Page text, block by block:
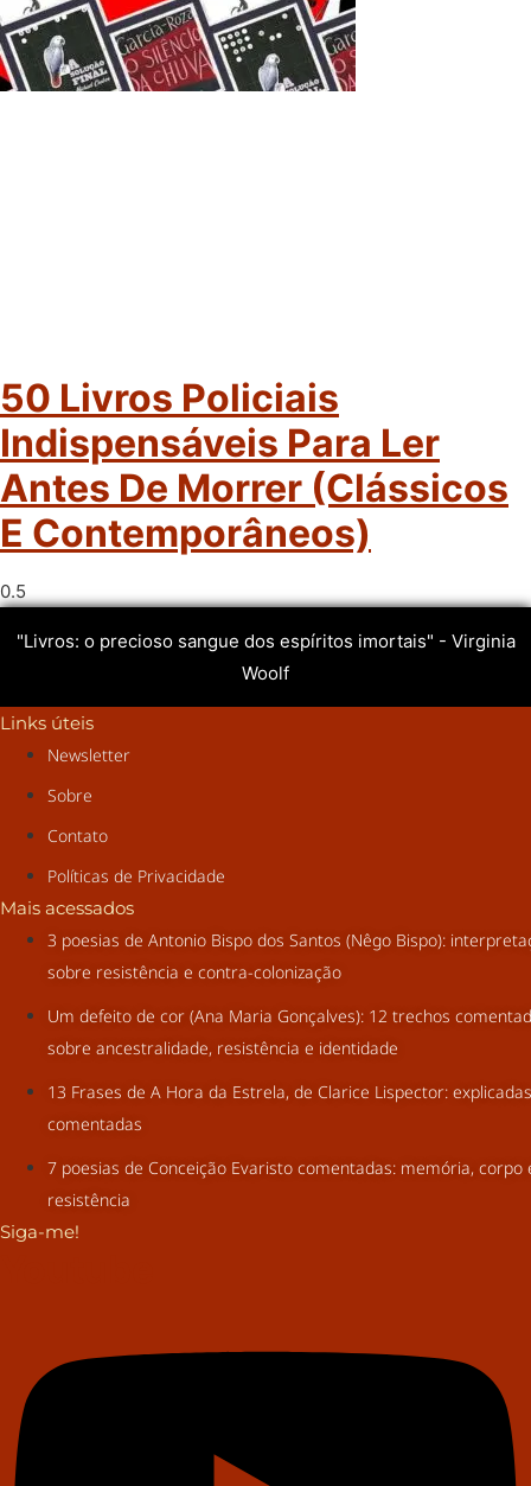
50 Livros Policiais
Indispensáveis Para Ler
Antes De Morrer (clássicos
E Contemporâneos)
"Livros: o precioso sangue dos espíritos imortais" - Virginia
Woolf
Links úteis
Newsletter
Sobre
Contato
Políticas de Privacidade
Mais acessados
3 poesias de Antonio Bispo dos Santos (Nêgo Bispo):
sobre resistência e contra-colonização
Um defeito de cor (Ana Maria Gonçalves): 12 trechos
sobre ancestralidade, resistência e identidade
13 Frases de A Hora da Estrela, de Clarice Lispector:
comentadas
7 poesias de Conceição Evaristo comentadas: memória, corpo
resistência
Siga-me!